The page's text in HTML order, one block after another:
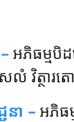
អភិធម្មបិដ
វិត្ថារត
នា –អភិធម្